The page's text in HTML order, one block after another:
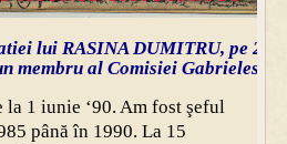
lui RASINA DUMITRU, pe 2
membru al Comisiei Gabrielescu
1 iunie ‘90. Am fost şeful
până în 1990. La 15